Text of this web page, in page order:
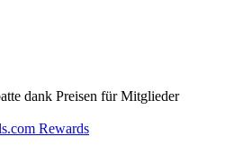
dank Preisen für Mitglieder
Rewards